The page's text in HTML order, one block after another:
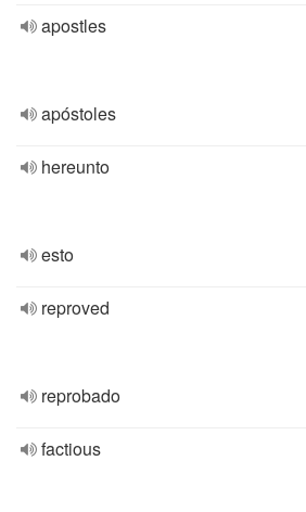
apostles
apóstoles
hereunto
esto
reproved
reprobado
factious